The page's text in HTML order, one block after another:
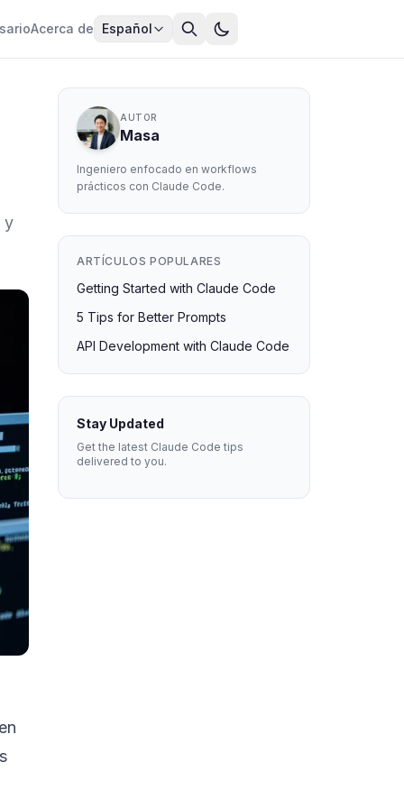
Acerca de Español
y
AUTOR
Masa
Ingeniero enfocado en workflows
prácticos con Claude Code.
ARTÍCULOS POPULARES
Getting Started with Claude Code
5 Tips for Better Prompts
API Development with Claude Code
Stay Updated
Get the latest Claude Code tips
delivered to you.